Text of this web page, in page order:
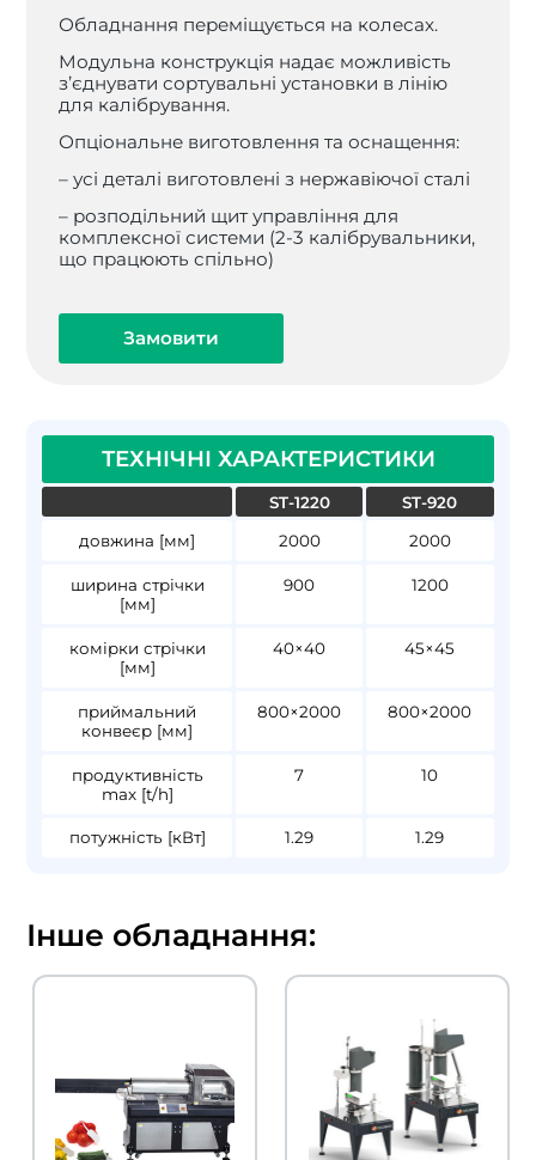
Обладнання переміщується на колесах.
Модульна конструкція надає можливість
з’єднувати сортувальні установки в лінію
для калібрування.
Опціональне виготовлення та оснащення:
– усі деталі виготовлені з нержавіючої сталі
– розподільний щит управління для
комплексної системи (2-3 калібрувальники,
що працюють спільно)
Замовити
ТЕХНІЧНІ ХАРАКТЕРИСТИКИ
ST-1220 ST-920
довжина [мм] 2000 2000
ширина стрічки
[мм]
900 1200
комірки стрічки
[мм]
40×40 45×45
приймальний
конвеєр [мм]
800×2000 800×2000
продуктивність
max [t/h]
7 10
потужність [кВт] 1.29 1.29
Інше обладнання: